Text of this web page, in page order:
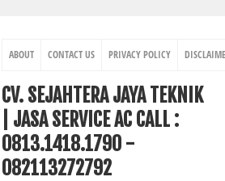
ABOUT CONTACT US PRIVACY POLICY
CV. SEJAHTERA JAYA TEKNIK
| JASA SERVICE AC CALL :
0813.1418.1790 -
082113272792